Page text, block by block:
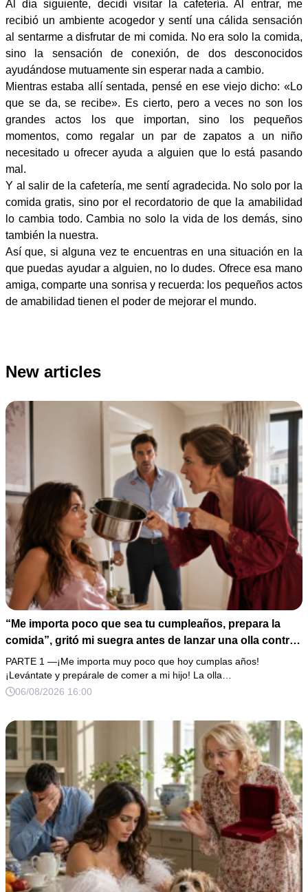
Al día siguiente, decidí visitar la cafetería. Al entrar, me
recibió un ambiente acogedor y sentí una cálida sensación
al sentarme a disfrutar de mi comida. No era solo la comida,
sino la sensación de conexión, de dos desconocidos
ayudándose mutuamente sin esperar nada a cambio.
Mientras estaba allí sentada, pensé en ese viejo dicho: «Lo
que se da, se recibe». Es cierto, pero a veces no son los
grandes actos los que importan, sino los pequeños
momentos, como regalar un par de zapatos a un niño
necesitado u ofrecer ayuda a alguien que lo está pasando
mal.
Y al salir de la cafetería, me sentí agradecida. No solo por la
comida gratis, sino por el recordatorio de que la amabilidad
lo cambia todo. Cambia no solo la vida de los demás, sino
también la nuestra.
Así que, si alguna vez te encuentras en una situación en la
que puedas ayudar a alguien, no lo dudes. Ofrece esa mano
amiga, comparte una sonrisa y recuerda: los pequeños actos
de amabilidad tienen el poder de mejorar el mundo.
New articles
“Me importa poco que sea tu cumpleaños, prepara la
comida”, gritó mi suegra antes de lanzar una olla contra
mi cama. Mi esposo regresó horas después oliendo al
perfume de su amante, seguro de que yo lo perdonaría.
Pero yo ya tenía 3 copias de los estados de cuenta y una
PARTE 1 —¡Me importa muy poco que hoy cumplas años!
¡Levántate y prepárale de comer a mi hijo! La olla…
06/08/2026 16:00